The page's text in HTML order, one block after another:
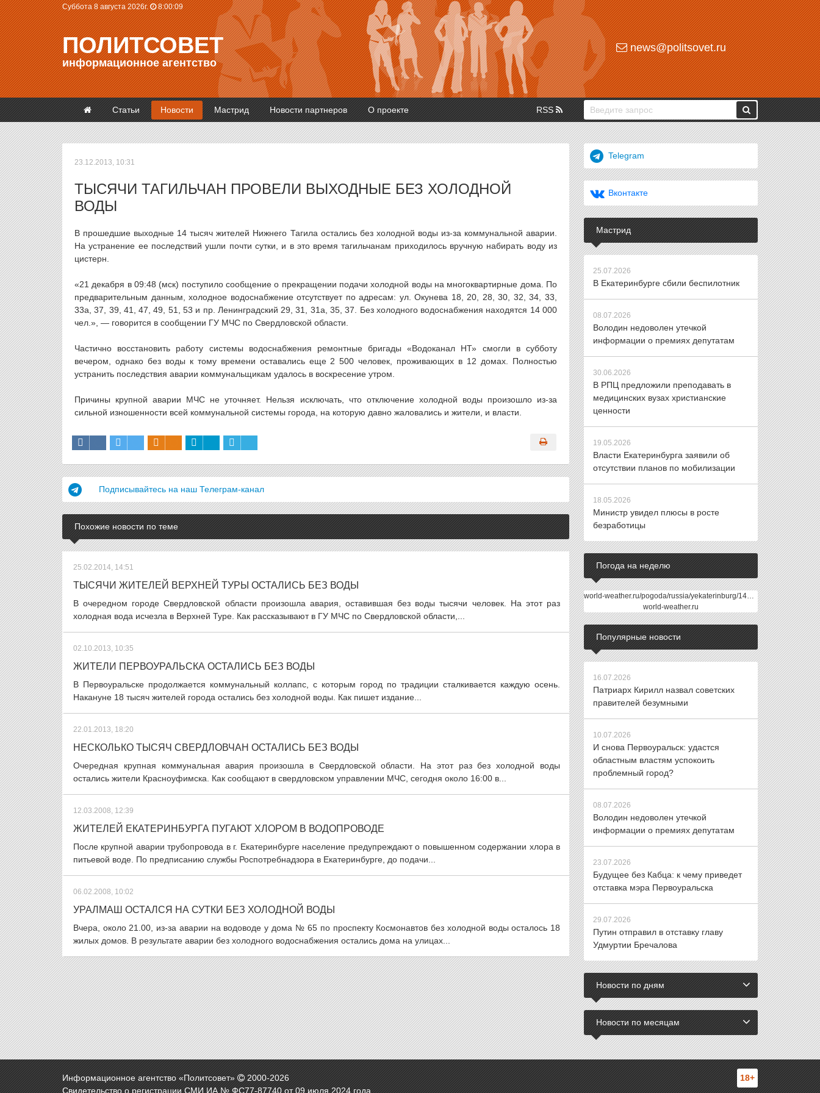
Суббота 8 августа 2026г. 8:00:10
ПОЛИТСОВЕТ
информационное агентство
news@politsovet.ru
Статьи Новости Мастрид Новости партнеров О проекте RSS
23.12.2013, 10:31
ТЫСЯЧИ ТАГИЛЬЧАН ПРОВЕЛИ ВЫХОДНЫЕ БЕЗ ХОЛОДНОЙ
ВОДЫ
В прошедшие выходные 14 тысяч жителей Нижнего Тагила остались без холодной воды из-за коммунальной аварии.
На устранение ее последствий ушли почти сутки, и в это время тагильчанам приходилось вручную набирать воду из
цистерн.
«21 декабря в 09:48 (мск) поступило сообщение о прекращении подачи холодной воды на многоквартирные дома. По
предварительным данным, холодное водоснабжение отсутствует по адресам: ул. Окунева 18, 20, 28, 30, 32, 34, 33,
33а, 37, 39, 41, 47, 49, 51, 53 и пр. Ленинградский 29, 31, 31а, 35, 37. Без холодного водоснабжения находятся 14 000
чел.», — говорится в сообщении ГУ МЧС по Свердловской области.
Частично восстановить работу системы водоснабжения ремонтные бригады «Водоканал НТ» смогли в субботу
вечером, однако без воды к тому времени оставались еще 2 500 человек, проживающих в 12 домах. Полностью
устранить последствия аварии коммунальщикам удалось в воскресение утром.
Причины крупной аварии МЧС не уточняет. Нельзя исключать, что отключение холодной воды произошло из-за
сильной изношенности всей коммунальной системы города, на которую давно жаловались и жители, и власти.
Подписывайтесь на наш Телеграм-канал
Похожие новости по теме
25.02.2014, 14:51
ТЫСЯЧИ ЖИТЕЛЕЙ ВЕРХНЕЙ ТУРЫ ОСТАЛИСЬ БЕЗ ВОДЫ
В очередном городе Свердловской области произошла авария, оставившая без воды тысячи человек. На этот раз
холодная вода исчезла в Верхней Туре. Как рассказывают в ГУ МЧС по Свердловской области,...
02.10.2013, 10:35
ЖИТЕЛИ ПЕРВОУРАЛЬСКА ОСТАЛИСЬ БЕЗ ВОДЫ
В Первоуральске продолжается коммунальный коллапс, с которым город по традиции сталкивается каждую осень.
Накануне 18 тысяч жителей города остались без холодной воды. Как пишет издание...
22.01.2013, 18:20
НЕСКОЛЬКО ТЫСЯЧ СВЕРДЛОВЧАН ОСТАЛИСЬ БЕЗ ВОДЫ
Очередная крупная коммунальная авария произошла в Свердловской области. На этот раз без холодной воды
остались жители Красноуфимска. Как сообщают в свердловском управлении МЧС, сегодня около 16:00 в...
12.03.2008, 12:39
ЖИТЕЛЕЙ ЕКАТЕРИНБУРГА ПУГАЮТ ХЛОРОМ В ВОДОПРОВОДЕ
После крупной аварии трубопровода в г. Екатеринбурге население предупреждают о повышенном содержании хлора в
питьевой воде. По предписанию службы Роспотребнадзора в Екатеринбурге, до подачи...
06.02.2008, 10:02
УРАЛМАШ ОСТАЛСЯ НА СУТКИ БЕЗ ХОЛОДНОЙ ВОДЫ
Вчера, около 21.00, из-за аварии на водоводе у дома № 65 по проспекту Космонавтов без холодной воды осталось 18
жилых домов. В результате аварии без холодного водоснабжения остались дома на улицах...
Telegram
Вконтакте
Мастрид
25.07.2026
В Екатеринбурге сбили беспилотник
08.07.2026
Володин недоволен утечкой
информации о премиях депутатам
30.06.2026
В РПЦ предложили преподавать в
медицинских вузах христианские
ценности
19.05.2026
Власти Екатеринбурга заявили об
отсутствии планов по мобилизации
18.05.2026
Министр увидел плюсы в росте
безработицы
Погода на неделю
world-weather.ru/pogoda/russia/yekaterinburg/14days/
world-weather.ru
Популярные новости
16.07.2026
Патриарх Кирилл назвал советских
правителей безумными
10.07.2026
И снова Первоуральск: удастся
областным властям успокоить
проблемный город?
08.07.2026
Володин недоволен утечкой
информации о премиях депутатам
23.07.2026
Будущее без Кабца: к чему приведет
отставка мэра Первоуральска
29.07.2026
Путин отправил в отставку главу
Удмуртии Бречалова
Новости по дням
Новости по месяцам
Информационное агентство «Политсовет» 2000-2026
Свидетельство о регистрации СМИ ИА № ФС77-87740 от 09 июля 2024 года.
18+